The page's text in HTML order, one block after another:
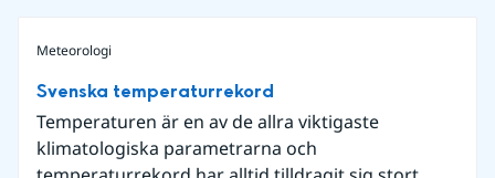
Meteorologi
Svenska temperaturrekord
Temperaturen är en av de allra viktigaste
klimatologiska parametrarna och